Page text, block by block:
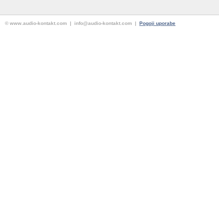
© www.audio-kontakt.com | info@audio-kontakt.com | Pogoji uporabe